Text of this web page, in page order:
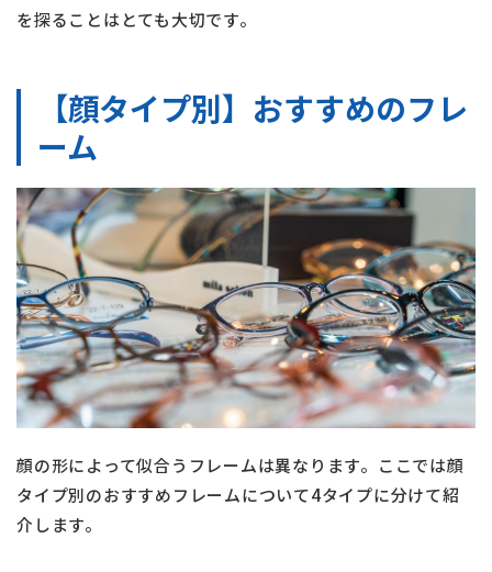
を探ることはとても大切です。
【顔タイプ別】おすすめのフレ
ーム
顔の形によって似合うフレームは異なります。ここでは顔
タイプ別のおすすめフレームについて4タイプに分けて紹
介します。